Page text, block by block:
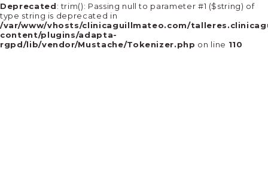
Deprecated: trim(): Passing null to parameter #1 ($string) of
type string is deprecated in
/var/www/vhosts/clinicaguillmateo.com/
content/plugins/adapta-
rgpd/lib/vendor/Mustache/Tokenizer.php on line 110